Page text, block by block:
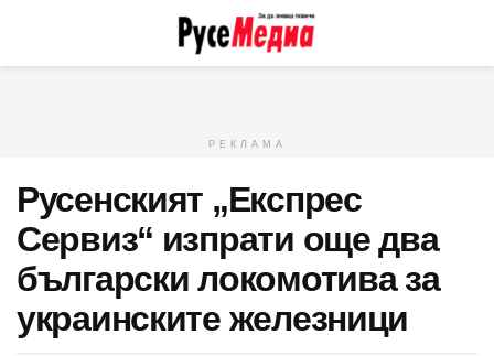
РЕКЛАМА
Русенският „Експрес
Сервиз“ изпрати още два
български локомотива за
украинските железници